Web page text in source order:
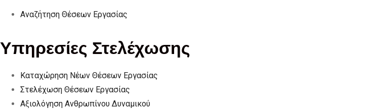
Αναζήτηση Θέσεων Εργασίας
Υπηρεσίες Στελέχωσης
Καταχώρηση Νέων Θέσεων Εργασίας
Στελέχωση Θέσεων Εργασίας
Αξιολόγηση Ανθρωπίνου Δυναμικού